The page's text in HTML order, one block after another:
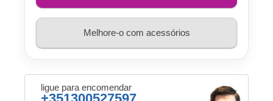
Melhore-o com acessórios
ligue para encomendar